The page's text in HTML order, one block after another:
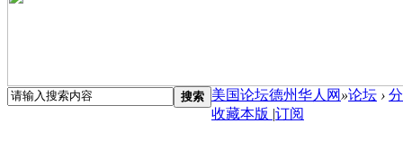
搜索 美国论坛德州华人网 »论坛 ›
收藏本版 |订阅